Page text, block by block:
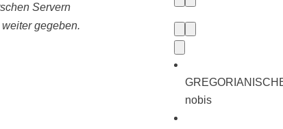
Servern
gegeben.
nobis